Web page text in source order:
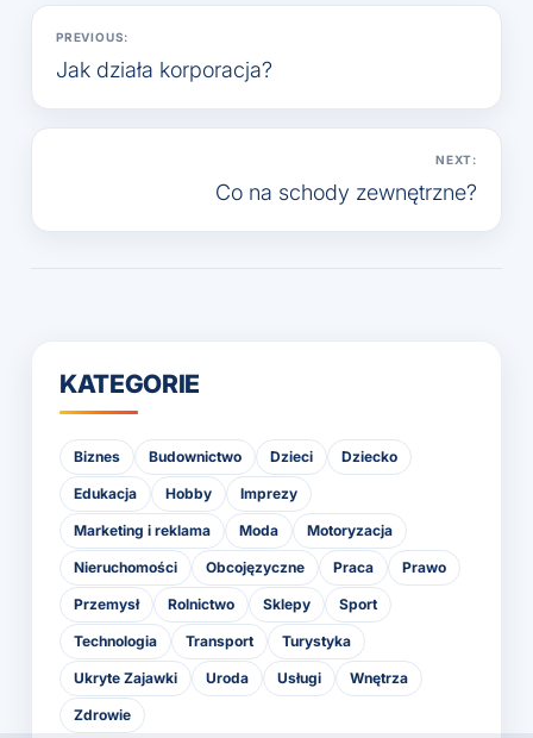
Nawigacja
wpisu
PREVIOUS:
Jak działa korporacja?
NEXT:
Co na schody zewnętrzne?
KATEGORIE
Biznes Budownictwo Dzieci Dziecko
Edukacja Hobby Imprezy
Marketing i reklama Moda Motoryzacja
Nieruchomości Obcojęzyczne Praca Prawo
Przemysł Rolnictwo Sklepy Sport
Technologia Transport Turystyka
Ukryte Zajawki Uroda Usługi Wnętrza
Zdrowie